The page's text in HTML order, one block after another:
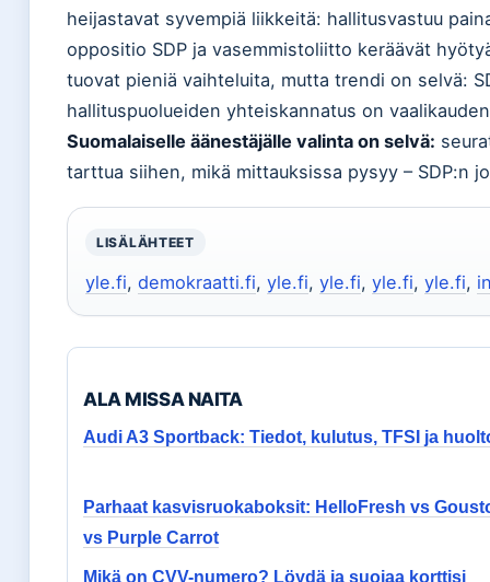
heijastavat syvempiä liikkeitä: hallitusvastuu
oppositio SDP ja vasemmistoliitto keräävät
tuovat pieniä vaihteluita, mutta trendi on selvä:
hallituspuolueiden yhteiskannatus on
Suomalaiselle äänestäjälle valinta on selvä:
tarttua siihen, mikä mittauksissa pysyy – SDP:n
LISÄLÄHTEET
yle.fi, demokraatti.fi, yle.fi, yle.fi, yle.fi, yle.fi,
ALA MISSA NAITA
Audi A3 Sportback: Tiedot, kulutus, TFSI ja
Parhaat kasvisruokaboksit: HelloFresh vs
vs Purple Carrot
Mikä on CVV-numero? Löydä ja suojaa korttisi